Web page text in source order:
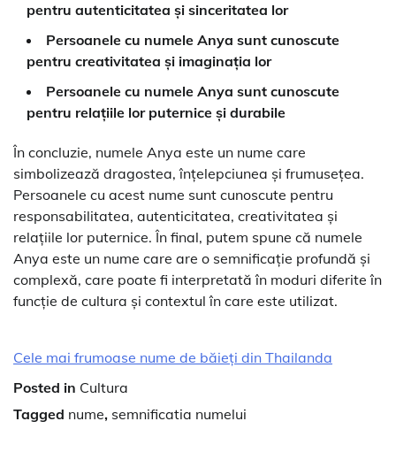
pentru autenticitatea și sinceritatea lor
Persoanele cu numele Anya sunt cunoscute
pentru creativitatea și imaginația lor
Persoanele cu numele Anya sunt cunoscute
pentru relațiile lor puternice și durabile
În concluzie, numele Anya este un nume care
simbolizează dragostea, înțelepciunea și frumusețea.
Persoanele cu acest nume sunt cunoscute pentru
responsabilitatea, autenticitatea, creativitatea și
relațiile lor puternice. În final, putem spune că numele
Anya este un nume care are o semnificație profundă și
complexă, care poate fi interpretată în moduri diferite în
funcție de cultura și contextul în care este utilizat.
Cele mai frumoase nume de băieți din Thailanda
Posted in Cultura
Tagged nume, semnificatia numelui